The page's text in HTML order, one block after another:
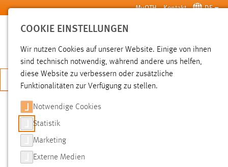
Zum Hauptinhalt springen MyOTH Kontakt DE
SUCHE
JETZT BEWERBEN
SUCHE
FILTER
COOKIE EINSTELLUNGEN
Wir nutzen Cookies auf unserer Website. Einige von ihnen
sind technisch notwendig, während andere uns helfen,
diese Website zu verbessern oder zusätzliche
Funktionalitäten zur Verfügung zu stellen.
Notwendige Cookies
Statistik
Marketing
Externe Medien